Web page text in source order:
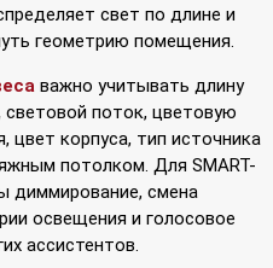
свет по длине и
геометрию помещения.
важно учитывать длину
световой поток, цветовую
цвет корпуса, тип источника
потолком. Для SMART-
диммирование, смена
освещения и голосовое
ассистентов.